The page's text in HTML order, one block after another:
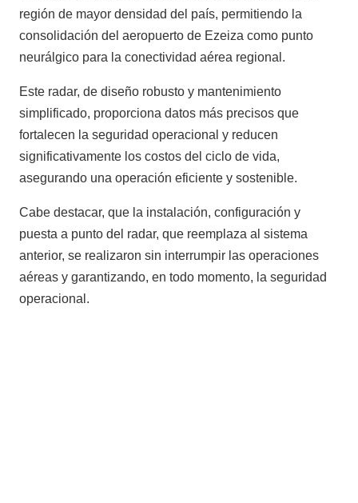
región de mayor densidad del país, permitiendo la
consolidación del aeropuerto de Ezeiza como punto
neurálgico para la conectividad aérea regional.
Este radar, de diseño robusto y mantenimiento
simplificado, proporciona datos más precisos que
fortalecen la seguridad operacional y reducen
significativamente los costos del ciclo de vida,
asegurando una operación eficiente y sostenible.
Cabe destacar, que la instalación, configuración y
puesta a punto del radar, que reemplaza al sistema
anterior, se realizaron sin interrumpir las operaciones
aéreas y garantizando, en todo momento, la seguridad
operacional.